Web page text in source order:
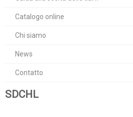
Catalogo online
Chi siamo
News
Contatto
SDCHL